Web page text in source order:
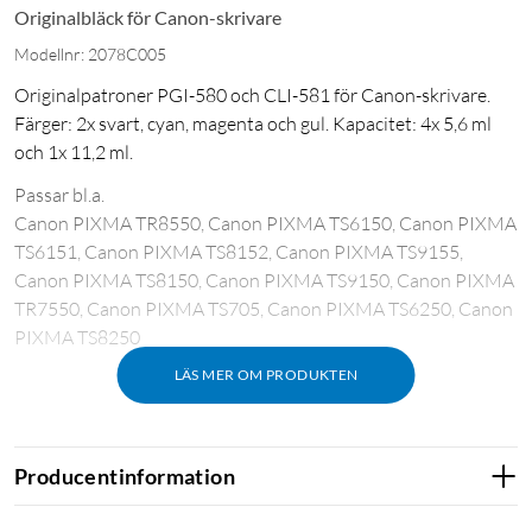
Originalbläck för Canon-skrivare
Modellnr: 2078C005
Originalpatroner PGI-580 och CLI-581 för Canon-skrivare.
Färger: 2x svart, cyan, magenta och gul. Kapacitet: 4x 5,6 ml
och 1x 11,2 ml.
LÄS MER OM PRODUKTEN
Passar bl.a.
Canon PIXMA TR8550, Canon PIXMA TS6150, Canon PIXMA
TS6151, Canon PIXMA TS8152, Canon PIXMA TS9155,
Canon PIXMA TS8150, Canon PIXMA TS9150, Canon PIXMA
TR7550, Canon PIXMA TS705, Canon PIXMA TS6250, Canon
PIXMA TS8250
Producentinformation